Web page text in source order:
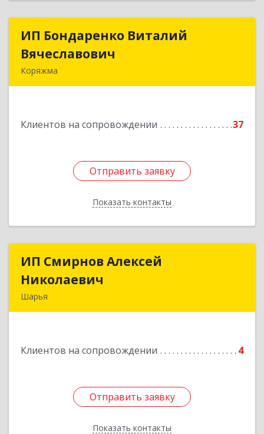
ИП Бондаренко Виталий
Вячеславович
Коряжма
Клиентов на сопровождении 37
Отправить заявку
Показать контакты
ИП Бондаренко Виталий
Подробнее
Отправить заявку
Назад
ИП Смирнов Алексей
Николаевич
Шарья
Клиентов на сопровождении 4
Отправить заявку
Показать контакты
ИП Смирнов Алексей
Отправить заявку
Назад